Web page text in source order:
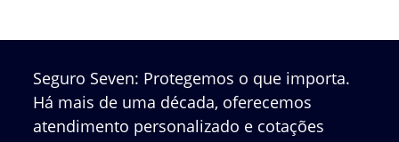
Seguro Seven: Protegemos o que importa.
Há mais de uma década, oferecemos
atendimento personalizado e cotações